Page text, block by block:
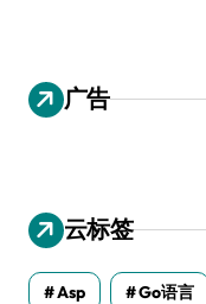
广告
云标签
Asp Go语言